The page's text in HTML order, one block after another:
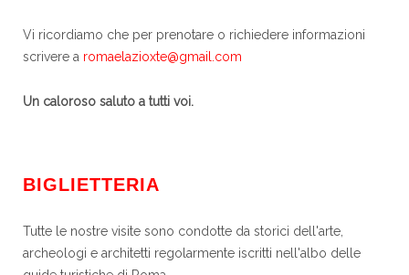
Vi ricordiamo che per prenotare o richiedere informazioni
scrivere a romaelazioxte@gmail.com
Un caloroso saluto a tutti voi.
BIGLIETTERIA
Tutte le nostre visite sono condotte da storici dell'arte,
archeologi e architetti regolarmente iscritti nell'albo delle